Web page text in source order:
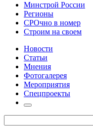
Минстрой России
Регионы
СРОчно в номер
Строим на своем
Новости
Статьи
Мнения
Фотогалерея
Мероприятия
Спецпроекты